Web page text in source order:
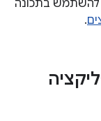
להשתמש בתכונה
.